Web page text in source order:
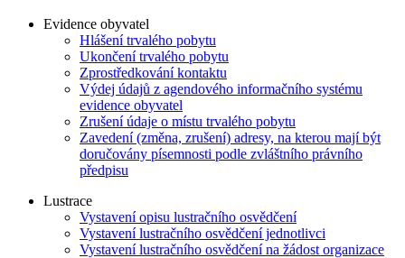
Evidence obyvatel
Hlášení trvalého pobytu
Ukončení trvalého pobytu
Zprostředkování kontaktu
Výdej údajů z agendového informačního systému
evidence obyvatel
Zrušení údaje o místu trvalého pobytu
Zavedení (změna, zrušení) adresy, na kterou mají být
doručovány písemnosti podle zvláštního právního
předpisu
Lustrace
Vystavení opisu lustračního osvědčení
Vystavení lustračního osvědčení jednotlivci
Vystavení lustračního osvědčení na žádost organizace